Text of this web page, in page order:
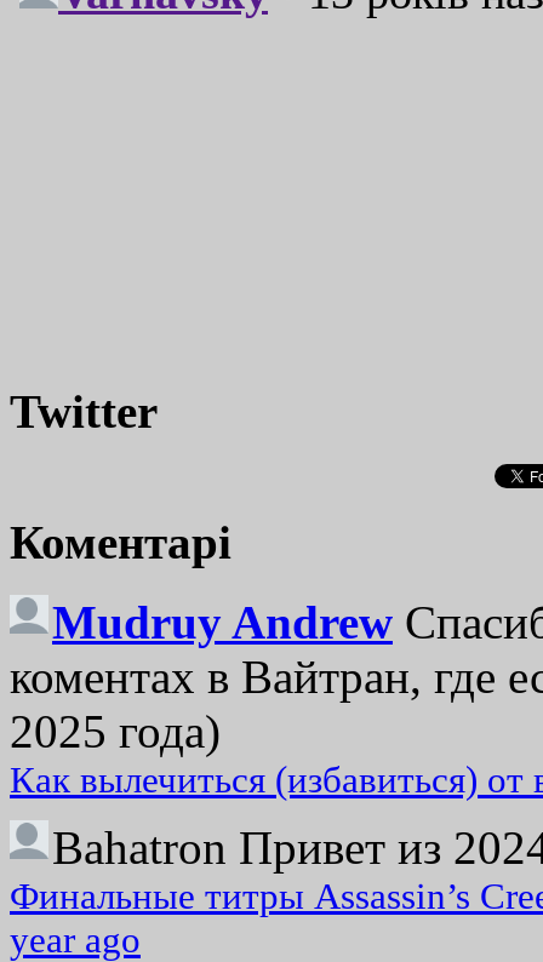
Twitter
Коментарі
Mudruy Andrew
коментах в Вайтран, где
2025 года)
Как вылечиться (избавиться)
Bahatron Привет из
Финальные титры Assassin’s
year ago